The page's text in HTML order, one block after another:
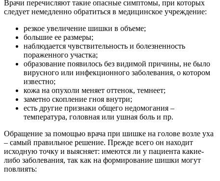
Врачи перечисляют такие опасные симптомы, при которых
следует немедленно обратиться в медицинское учреждение:
резкое увеличение шишки в объеме;
большие ее размеры;
наблюдается чувствительность и болезненность
пораженного участка;
образование появилось без видимой причины, не было
вирусного или инфекционного заболевания, о котором
известно;
кожа на опухоли меняет оттенок, темнеет;
заметно скопление гноя внутри;
есть другие признаки общего недомогания –
температура, головная или ушная боль и пр.
Обращение за помощью врача при шишке на голове возле уха
– самый правильное решение. Прежде всего он находит
исходную точку и выясняет: имеются ли у пациента какие-
либо заболевания, так как на формирование шишки могут
повлиять: